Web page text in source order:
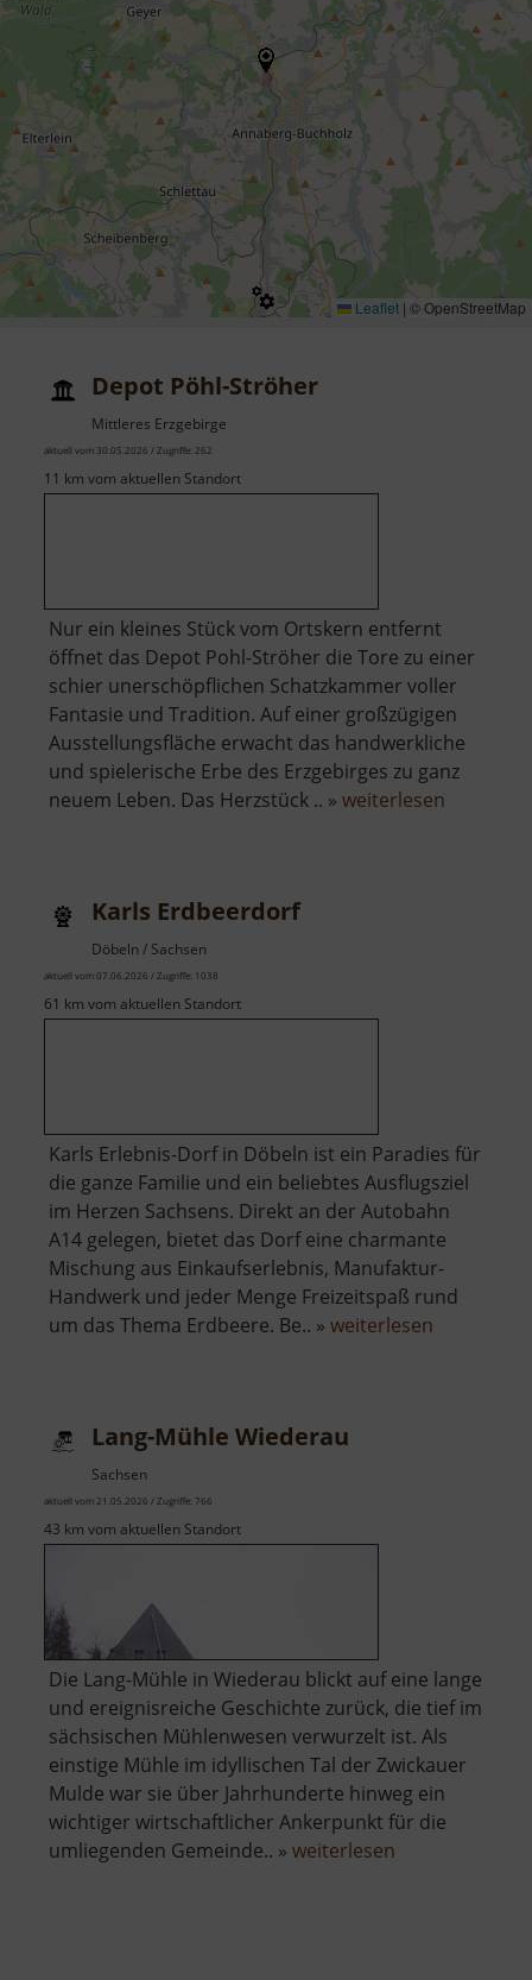
Leaflet | © OpenStreetMap
Depot Pöhl-Ströher
Mittleres Erzgebirge
aktuell vom 30.05.2026 / Zugriffe: 262
11 km vom aktuellen Standort
Nur ein kleines Stück vom Ortskern entfernt
öffnet das Depot Pohl-Ströher die Tore zu einer
schier unerschöpflichen Schatzkammer voller
Fantasie und Tradition. Auf einer großzügigen
Ausstellungsfläche erwacht das handwerkliche
und spielerische Erbe des Erzgebirges zu ganz
neuem Leben. Das Herzstück .. » weiterlesen
Karls Erdbeerdorf
Döbeln / Sachsen
aktuell vom 07.06.2026 / Zugriffe: 1038
61 km vom aktuellen Standort
Karls Erlebnis-Dorf in Döbeln ist ein Paradies für
die ganze Familie und ein beliebtes Ausflugsziel
im Herzen Sachsens. Direkt an der Autobahn
A14 gelegen, bietet das Dorf eine charmante
Mischung aus Einkaufserlebnis, Manufaktur-
Handwerk und jeder Menge Freizeitspaß rund
um das Thema Erdbeere. Be.. » weiterlesen
Lang-Mühle Wiederau
Sachsen
aktuell vom 21.05.2026 / Zugriffe: 766
43 km vom aktuellen Standort
Die Lang-Mühle in Wiederau blickt auf eine lange
und ereignisreiche Geschichte zurück, die tief im
sächsischen Mühlenwesen verwurzelt ist. Als
einstige Mühle im idyllischen Tal der Zwickauer
Mulde war sie über Jahrhunderte hinweg ein
wichtiger wirtschaftlicher Ankerpunkt für die
umliegenden Gemeinde.. » weiterlesen